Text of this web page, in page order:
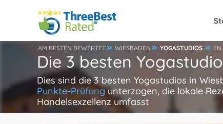
AM BESTEN BEWERTET WIESBADEN YOGASTUDIOS EN
Die 3 besten
Dies sind die 3 besten Yogastudios in
Punkte-Prüfungunterzogen, die lokale
Handelsexzellenz umfasst